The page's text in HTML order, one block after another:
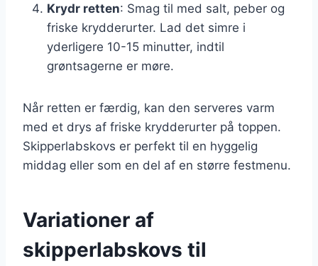
Krydr retten: Smag til med salt, peber og
friske krydderurter. Lad det simre i
yderligere 10-15 minutter, indtil
grøntsagerne er møre.
Når retten er færdig, kan den serveres varm
med et drys af friske krydderurter på toppen.
Skipperlabskovs er perfekt til en hyggelig
middag eller som en del af en større festmenu.
Variationer af
skipperlabskovs til